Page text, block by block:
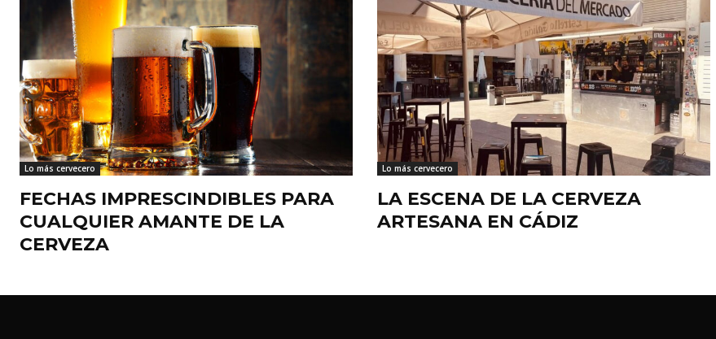
Lo más cervecero
FECHAS IMPRESCINDIBLES PARA
CUALQUIER AMANTE DE LA
CERVEZA
Lo más cervecero
LA ESCENA DE LA CERVEZA
ARTESANA EN CÁDIZ